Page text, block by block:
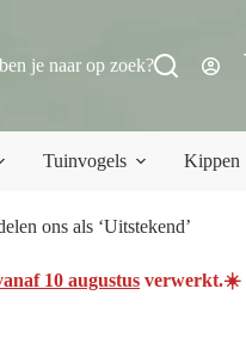
je naar op zoek?
Tuinvogels Kippen
ons als ‘Uitstekend’
10 augustus verwerkt.☀️